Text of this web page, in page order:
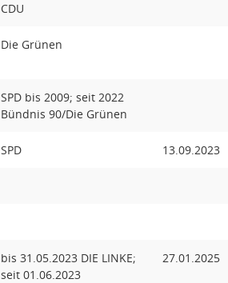
CDU
Die Grünen
SPD bis 2009; seit 2022
Bündnis 90/Die Grünen
SPD 13.09.2023
bis 31.05.2023 DIE LINKE;
seit 01.06.2023
27.01.2025